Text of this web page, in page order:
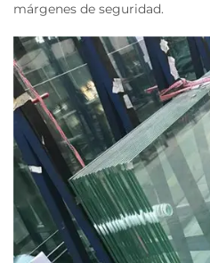
márgenes de seguridad.